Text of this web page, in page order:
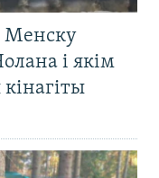
Менску
і якім